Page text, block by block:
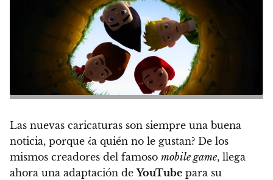
Las nuevas caricaturas son siempre una buena
noticia, porque ¿a quién no le gustan? De los
mismos creadores del famoso mobile game, llega
ahora una adaptación deYouTube para su